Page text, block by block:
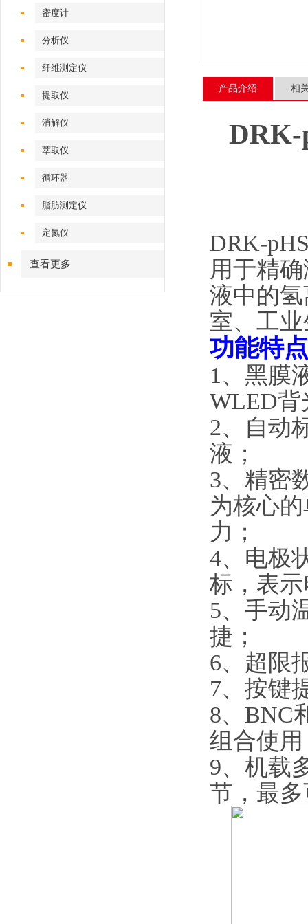
密度计
分析仪
纤维测定仪
提取仪
消解仪
萃取仪
循环器
脂肪测定仪
定氮仪
查看更多
产品介绍 相
DRK-
DRK-
用于精
液中的
室、工
功能特
1、黑膜
WLED背
2、自动
液；
3、精密
为核心
力；
4、电极
标，表
5、手动
捷；
6、超限
7、按键
8、BNC
组合使
9、机载
节，最